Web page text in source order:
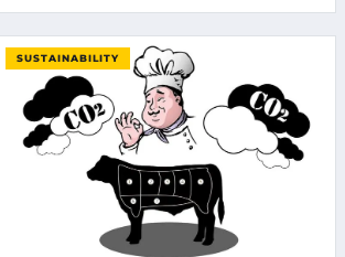
SUSTAINABILITY